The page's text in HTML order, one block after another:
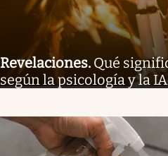
Revelaciones. Qué
según la psicología y la IA